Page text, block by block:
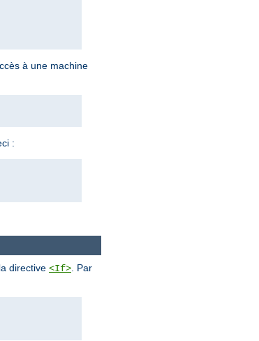
à une machine
:
directive <If>. Par